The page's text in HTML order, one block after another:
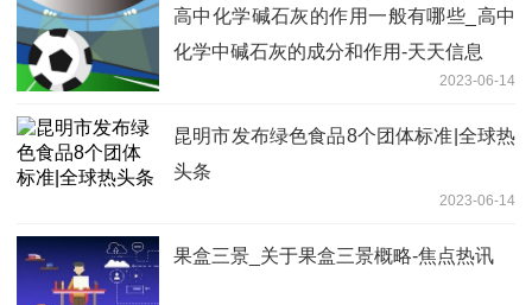
高中化学碱石灰的作用一般有哪些_高中
化学中碱石灰的成分和作用-天天信息
2023-06-14
昆明市发布绿色食品8个团体标准|全球热
头条
2023-06-14
果盒三景_关于果盒三景概略-焦点热讯